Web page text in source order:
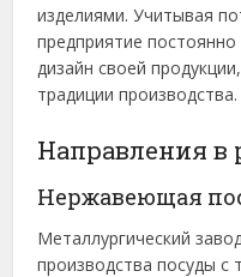
изделиями. Учитывая
предприятие
дизайн своей
традиции производства.
Направления в
Нержавеющая
Металлургический
производства посуды с